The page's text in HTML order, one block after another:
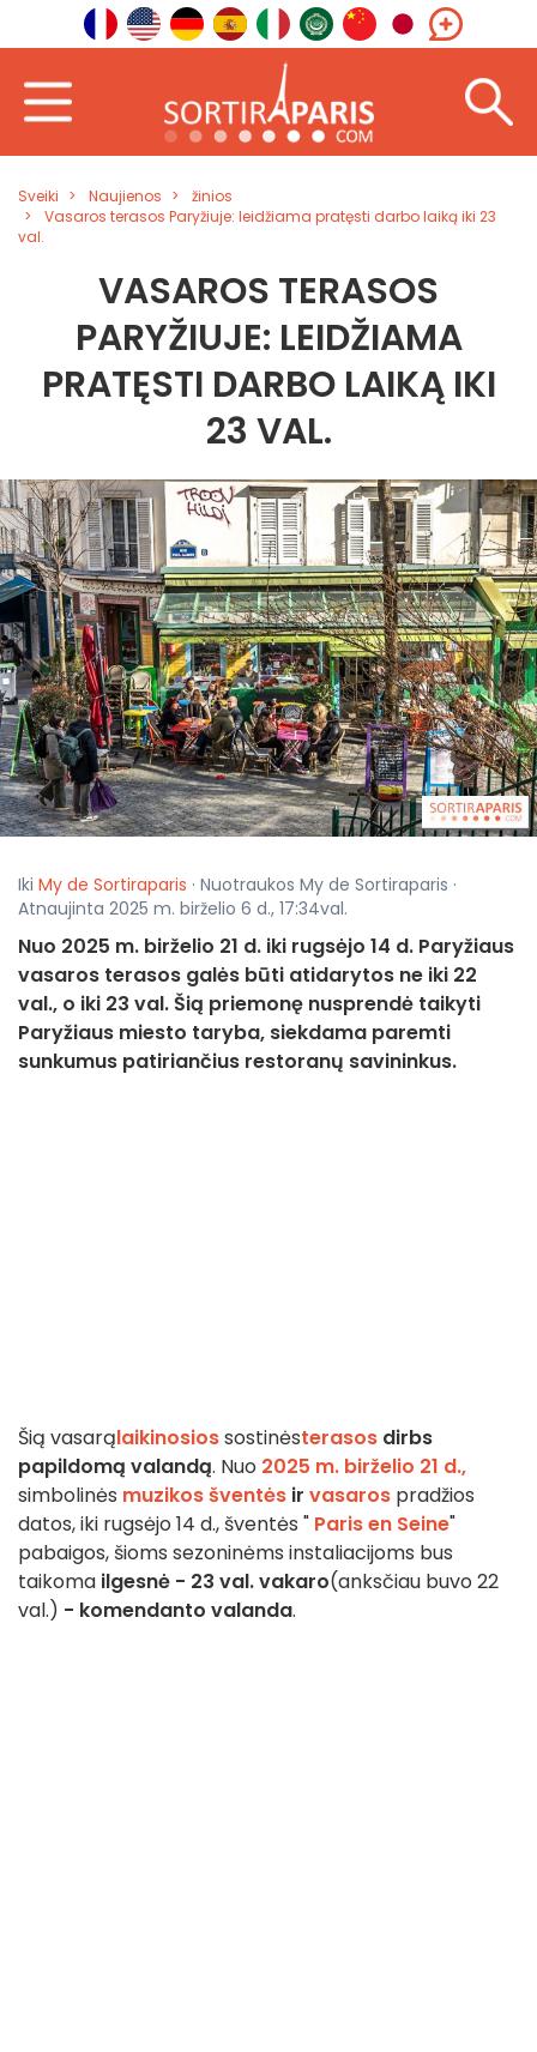
Sveiki Naujienos
žinios
Vasaros terasos Paryžiuje: leidžiama pratęsti darbo laiką iki 23
val.
VASAROS TERASOS
PARYŽIUJE: LEIDŽIAMA
PRATĘSTI DARBO LAIKĄ IKI
23 VAL.
Iki My de Sortiraparis · Nuotraukos My de Sortiraparis ·
Atnaujinta 2025 m. birželio 6 d., 17:34val.
Nuo 2025 m. birželio 21 d. iki rugsėjo 14 d. Paryžiaus
vasaros terasos galės būti atidarytos ne iki 22
val., o iki 23 val. Šią priemonę nusprendė taikyti
Paryžiaus miesto taryba, siekdama paremti
sunkumus patiriančius restoranų savininkus.
Šią vasarąlaikinosiossostinėsterasos dirbs
papildomą valandą. Nuo 2025 m. birželio 21 d.,
simbolinės muzikos šventės ir vasaros pradžios
datos, iki rugsėjo 14 d., šventės " Paris en Seine"
pabaigos, šioms sezoninėms instaliacijoms bus
taikoma ilgesnė - 23 val. vakaro(anksčiau buvo 22
val.) - komendanto valanda.